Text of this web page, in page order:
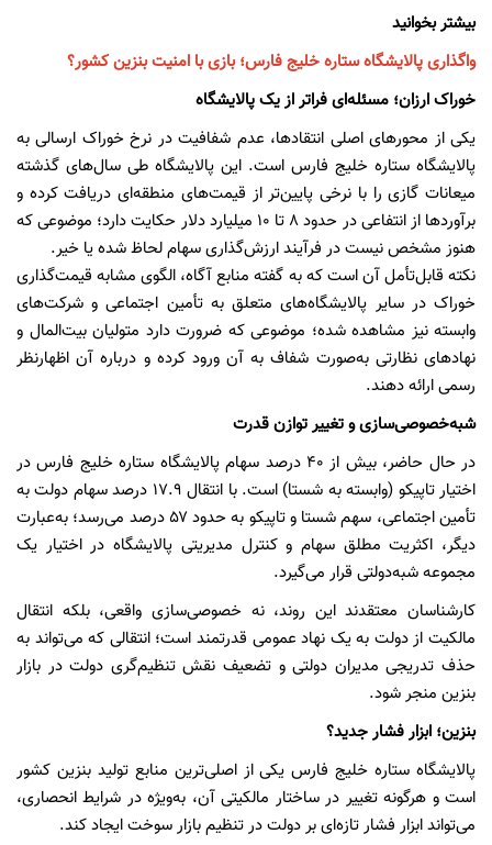
بیشتر بخوانید
واگذاری پالایشگاه ستاره خلیج فارس؛ بازی با امنیت بنزین کشور؟
خوراک ارزان؛ مسئله‌ای فراتر از یک پالایشگاه
یکی از محورهای اصلی انتقادها، عدم شفافیت در نرخ خوراک ارسالی به
پالایشگاه ستاره خلیج فارس است. این پالایشگاه طی سال‌های گذشته
میعانات گازی را با نرخی پایین‌تر از قیمت‌های منطقه‌ای دریافت کرده و
برآوردها از انتفاعی در حدود ۸ تا ۱۰ میلیارد دلار حکایت دارد؛ موضوعی که
هنوز مشخص نیست در فرآیند ارزش‌گذاری سهام لحاظ شده یا خیر.
نکته قابل‌تأمل آن است که به گفته منابع آگاه، الگوی مشابه قیمت‌گذاری
خوراک در سایر پالایشگاه‌های متعلق به تأمین اجتماعی و شرکت‌های
وابسته نیز مشاهده شده؛ موضوعی که ضرورت دارد متولیان بیت‌المال و
نهادهای نظارتی به‌صورت شفاف به آن ورود کرده و درباره آن اظهارنظر
رسمی ارائه دهند.
شبه‌خصوصی‌سازی و تغییر توازن قدرت
در حال حاضر، بیش از ۴۰ درصد سهام پالایشگاه ستاره خلیج فارس در
اختیار تاپیکو (وابسته به شستا) است. با انتقال ۱۷.۹ درصد سهام دولت به
تأمین اجتماعی، سهم شستا و تاپیکو به حدود ۵۷ درصد می‌رسد؛ به‌عبارت
دیگر، اکثریت مطلق سهام و کنترل مدیریتی پالایشگاه در اختیار یک
مجموعه شبه‌دولتی قرار می‌گیرد.
کارشناسان معتقدند این روند، نه خصوصی‌سازی واقعی، بلکه انتقال
مالکیت از دولت به یک نهاد عمومی قدرتمند است؛ انتقالی که می‌تواند به
حذف تدریجی مدیران دولتی و تضعیف نقش تنظیم‌گری دولت در بازار
بنزین منجر شود.
بنزین؛ ابزار فشار جدید؟
پالایشگاه ستاره خلیج فارس یکی از اصلی‌ترین منابع تولید بنزین کشور
است و هرگونه تغییر در ساختار مالکیتی آن، به‌ویژه در شرایط انحصاری،
می‌تواند ابزار فشار تازه‌ای بر دولت در تنظیم بازار سوخت ایجاد کند.